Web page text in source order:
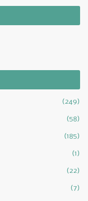
(249)
(58)
(185)
(1)
(22)
(7)